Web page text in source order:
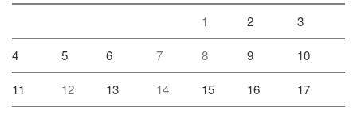
1 2 3
4 5 6 7 8 9 10
11 12 13 14 15 16 17